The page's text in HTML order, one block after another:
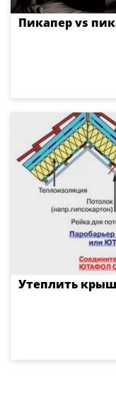
Пикапер vs
Утеплить